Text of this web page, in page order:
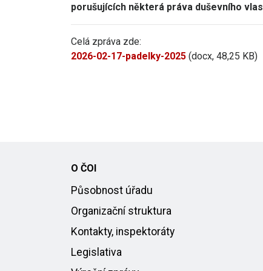
porušujících některá práva duševního
Celá zpráva zde:
2026-02-17-padelky-2025 (docx, 48,25 KB)
O ČOI
Působnost úřadu
Organizační struktura
Kontakty, inspektoráty
Legislativa